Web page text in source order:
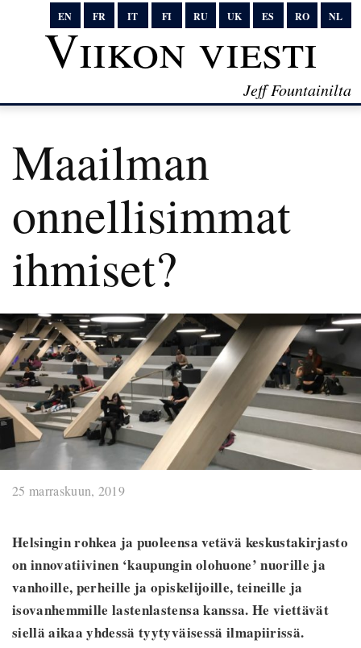
EN FR IT FI RU UK ES RO NL
Viikon viesti
Jeff Fountainilta
Maailman
onnellisimmat
ihmiset?
25 marraskuun, 2019
Helsingin rohkea ja puoleensa vetävä keskustakirjasto
on innovatiivinen ‘kaupungin olohuone’ nuorille ja
vanhoille, perheille ja opiskelijoille, teineille ja
isovanhemmille lastenlastensa kanssa. He viettävät
siellä aikaa yhdessä tyytyväisessä ilmapiirissä.